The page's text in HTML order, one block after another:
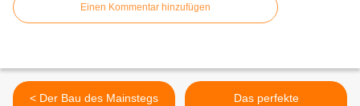
Einen Kommentar hinzufügen
< Der Bau des Mainstegs
Das perfekte